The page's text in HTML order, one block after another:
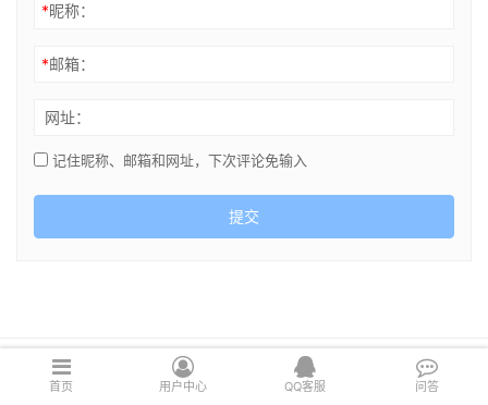
*昵称：
*邮箱：
网址：
记住昵称、邮箱和网址，下次评论免输入
提交
Copyright © 2021 cghsj.com 版权所有 Powered by 绘世界
首页 用户中心 QQ客服 问答